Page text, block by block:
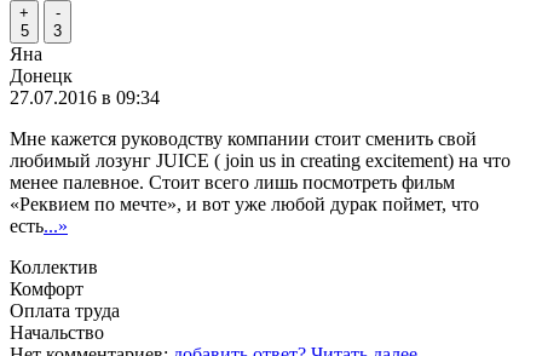
+
5
-
3
Яна
Донецк
27.07.2016 в 09:34
Мне кажется руководству компании стоит сменить свой
любимый лозунг JUICE ( join us in creating excitement) на что
менее палевное. Стоит всего лишь посмотреть фильм
«Реквием по мечте», и вот уже любой дурак поймет, что
есть...»
Коллектив
Комфорт
Оплата труда
Начальство